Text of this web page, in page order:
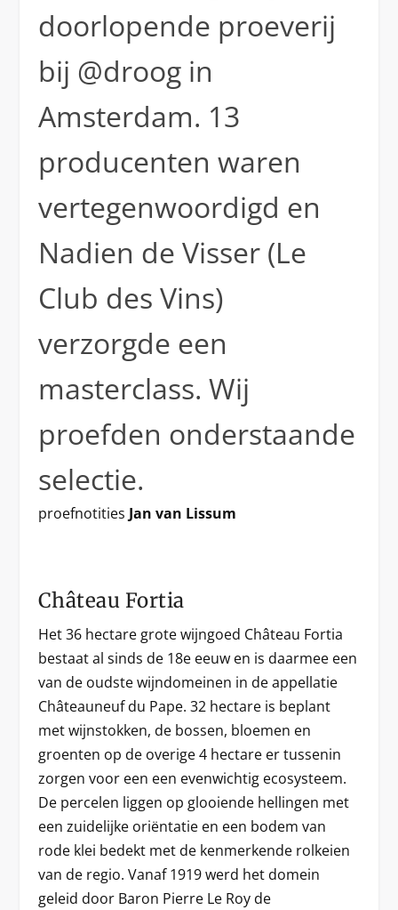
doorlopende proeverij
bij @droog in
Amsterdam. 13
producenten waren
vertegenwoordigd en
Nadien de Visser (Le
Club des Vins)
verzorgde een
masterclass. Wij
proefden onderstaande
selectie.
proefnotities Jan van Lissum
Château Fortia
Het 36 hectare grote wijngoed Château Fortia
bestaat al sinds de 18e eeuw en is daarmee een
van de oudste wijndomeinen in de appellatie
Châteauneuf du Pape. 32 hectare is beplant
met wijnstokken, de bossen, bloemen en
groenten op de overige 4 hectare er tussenin
zorgen voor een een evenwichtig ecosysteem.
De percelen liggen op glooiende hellingen met
een zuidelijke oriëntatie en een bodem van
rode klei bedekt met de kenmerkende rolkeien
van de regio. Vanaf 1919 werd het domein
geleid door Baron Pierre Le Roy de